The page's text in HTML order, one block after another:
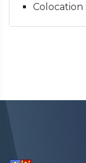
Colocation